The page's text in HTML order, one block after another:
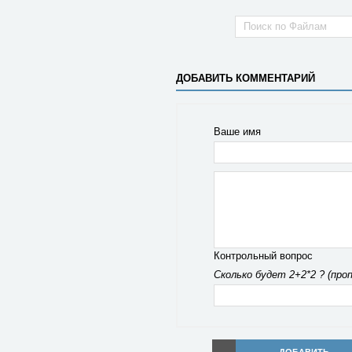
ДОБАВИТЬ КОММЕНТАРИЙ
Ваше имя
Контрольный вопрос
Сколько будет 2+2*2 ?